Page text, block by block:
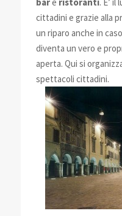
cittadini e grazie alla
un riparo anche in
diventa un vero e
aperta. Qui si
spettacoli cittadini.